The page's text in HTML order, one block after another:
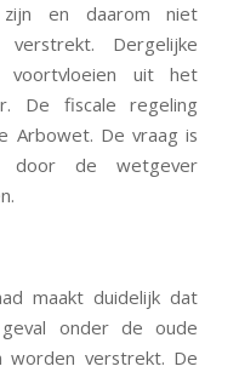
zijn en daarom niet
Dergelijke
voortvloeien uit het
De fiscale regeling
Arbowet. De vraag is
de wetgever
maakt duidelijk dat
onder de oude
worden verstrekt. De